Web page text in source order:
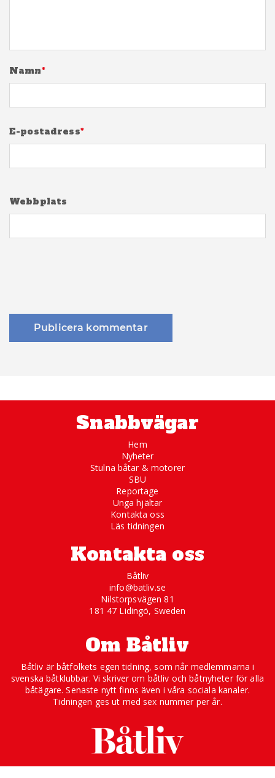
Namn*
E-postadress*
Webbplats
Snabbvägar
Hem
Nyheter
Stulna båtar & motorer
SBU
Reportage
Unga hjältar
Kontakta oss
Läs tidningen
Kontakta oss
Båtliv
info@batliv.se
Nilstorpsvägen 81
181 47 Lidingö, Sweden
Om Båtliv
Båtliv är båtfolkets egen tidning, som når medlemmarna i
svenska båtklubbar. Vi skriver om båtliv och båtnyheter för alla
båtägare. Senaste nytt finns även i våra sociala kanaler.
Tidningen ges ut med sex nummer per år.